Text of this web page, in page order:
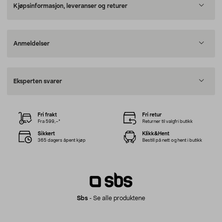
Kjøpsinformasjon, leveranser og returer
Anmeldelser
Eksperten svarer
Sbs - Se alle produktene
Fri frakt
Fra 599,–*
Fri retur
Returner til valgfri butikk
Sikkert
365 dagers åpent kjøp
Klikk&Hent
Bestill på nett og hent i butikk